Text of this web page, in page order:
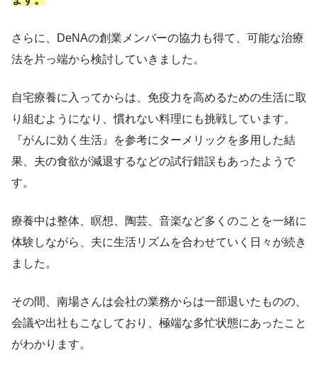
さらに、DeNAの創業メンバーの協力も得て、可能な治療
法を片っ端から検討していきました。
自宅療養に入ってからは、免疫力を高めるための生活に取
り組むようになり、慣れない料理にも挑戦しています。
『がんに効く生活』を参考にターメリックを多用した結
果、夫の食欲が減退するなどの試行錯誤もあったようで
す。
療養中は整体、瞑想、陶芸、音楽など多くのことを一緒に
体験しながら、夫に生活リズムを合わせていく日々が続き
ました。
その間、南場さんは会社の業務からは一部退いたものの、
会議や出社もこなしており、極端な多忙状態にあったこと
がわかります。